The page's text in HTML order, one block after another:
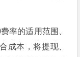
率的适用范围、
成本，将提现、